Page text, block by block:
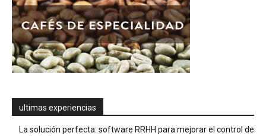
ultimas experiencias
La solución perfecta: software RRHH para mejorar el control de